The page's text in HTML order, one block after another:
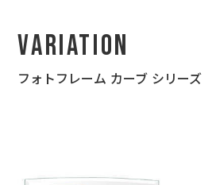
Variation
フォトフレーム カーブ シリーズ